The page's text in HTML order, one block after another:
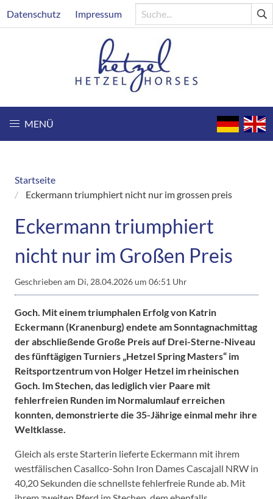
zum
Header
Datenschutz Impressum
MENÜ
Breadcrumb
Startseite
Eckermann triumphiert nicht nur im grossen preis
Eckermann triumphiert
nicht nur im Großen Preis
Geschrieben am Di, 28.04.2026 um 06:51 Uhr
Goch. Mit einem triumphalen Erfolg von Katrin
Eckermann (Kranenburg) endete am Sonntagnachmittag
der abschließende Große Preis auf Drei-Sterne-Niveau
des fünftägigen Turniers „Hetzel Spring Masters“ im
Reitsportzentrum von Holger Hetzel im rheinischen
Goch. Im Stechen, das lediglich vier Paare mit
fehlerfreien Runden im Normalumlauf erreichen
konnten, demonstrierte die 35-Jährige einmal mehr ihre
Weltklasse.
Gleich als erste Starterin lieferte Eckermann mit ihrem
westfälischen Casallco-Sohn Iron Dames Cascajall NRW in
40,20 Sekunden die schnellste fehlerfreie Runde ab. Mit